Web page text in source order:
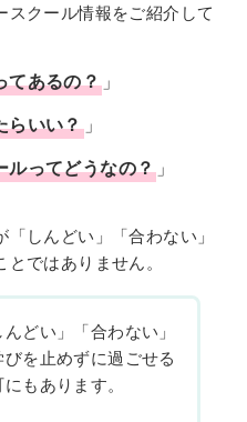
クール情報をご紹介して
てあるの？ 」
らいい？」
ルってどうなの？ 」
しんどい」「合わない」
ではありません。
どい」「合わない」
を止めずに過ごせる
もあります。